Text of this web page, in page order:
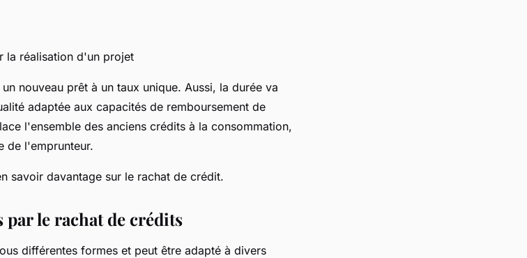
la réalisation d'un projet
nouveau prêt à un taux unique. Aussi, la durée va
adaptée aux capacités de remboursement de
l'ensemble des anciens crédits à la consommation,
de l'emprunteur.
savoir davantage sur le rachat de crédit.
par le rachat de crédits
différentes formes et peut être adapté à divers